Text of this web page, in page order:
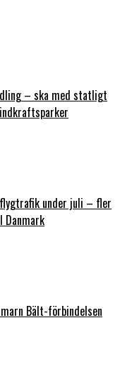
– ska med statligt
under juli – fler
Bält-förbindelsen